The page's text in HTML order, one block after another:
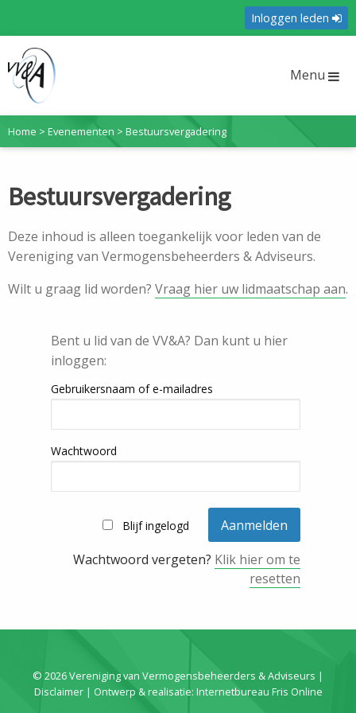
Inloggen leden
Menu
Home > Evenementen > Bestuursvergadering
Bestuursvergadering
Deze inhoud is alleen toegankelijk voor leden van de
Vereniging van Vermogensbeheerders & Adviseurs.
Wilt u graag lid worden? Vraag hier uw lidmaatschap aan.
Bent u lid van de VV&A? Dan kunt u hier
inloggen:
Gebruikersnaam of e-mailadres
Wachtwoord
Blijf ingelogd
Wachtwoord vergeten? Klik hier om te
resetten
© 2026 Vereniging van Vermogensbeheerders & Adviseurs |
Disclaimer| Ontwerp & realisatie: Internetbureau Fris Online